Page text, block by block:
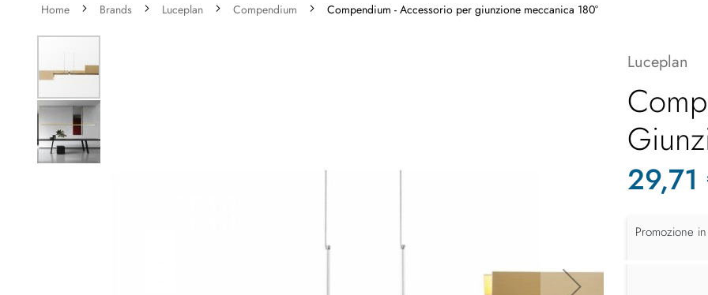
Home Brands Luceplan Compendium Compendium - Accessorio per giunzione meccanica 180°
Vai
fine
galleria
di
immagini
Luceplan
29,71
Promozione